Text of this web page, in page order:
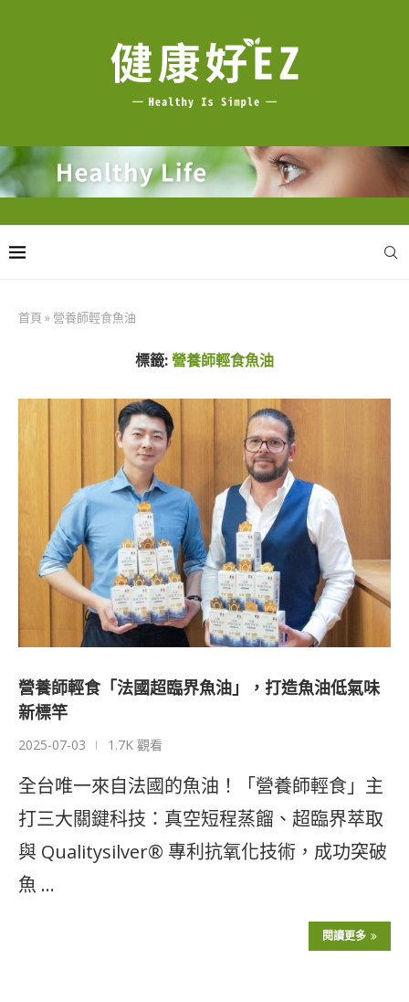
首頁 » 營養師輕食魚油
標籤:營養師輕食魚油
營養師輕食「法國超臨界魚油」，打造魚油低氣味
新標竿
2025-07-03 1.7K 觀看
全台唯一來自法國的魚油！「營養師輕食」主
打三大關鍵科技：真空短程蒸餾、超臨界萃取
與 Qualitysilver® 專利抗氧化技術，成功突破
魚 …
閱讀更多